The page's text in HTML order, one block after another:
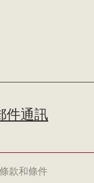
件通訊
款和條件